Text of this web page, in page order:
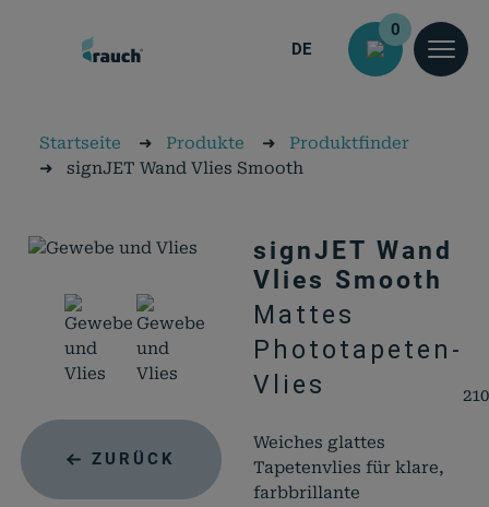
DE
0
Startseite ➜ Produkte ➜ Produktfinder
➜signJET Wand Vlies Smooth
ZURÜCK
signJET Wand
Vlies Smooth
Mattes
Phototapeten-
Vlies
Weiches glattes
Tapetenvlies für klare,
farbbrillante